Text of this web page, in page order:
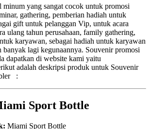
minum yang sangat cocok untuk promosi
gathering, pemberian hadiah untuk
gift untuk pelanggan Vip, untuk acara
ulang tahun perusahaan, family gathering,
karyawan, sebagai hadiah untuk karyawan
banyak lagi kegunaannya. Souvenir promosi
dapatkan di website kami yaitu
adalah deskripsi produk untuk Souvenir
:
Sport Bottle
Miami Sport Bottle